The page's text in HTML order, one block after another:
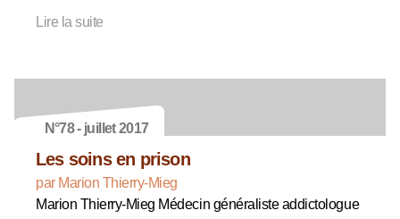
Lire la suite
N°78 - juillet 2017
Les soins en prison
par Marion Thierry-Mieg
Marion Thierry-Mieg Médecin généraliste addictologue